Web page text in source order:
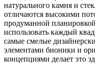
натурального камня и
отличаются высокими
продуманной
использовать каждый
самые смелые
элементами бионики и
концепциями делает это